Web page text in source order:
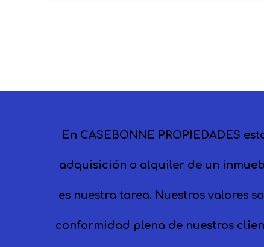
En CASEBONNE PROPIEDADES
adquisición o alquiler de un
es nuestra tarea. Nuestros valores
conformidad plena de nuestros